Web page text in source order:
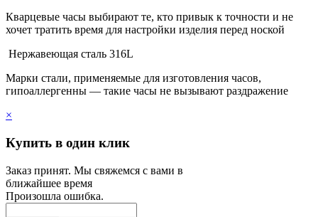
Кварцевые часы выбирают те, кто привык к точности и не
хочет тратить время для настройки изделия перед ноской
Нержавеющая сталь 316L
Марки стали, применяемые для изготовления часов,
гипоаллергенны — такие часы не вызывают раздражение
×
Купить в один клик
Заказ принят. Мы свяжемся с вами в
ближайшее время
Произошла ошибка.